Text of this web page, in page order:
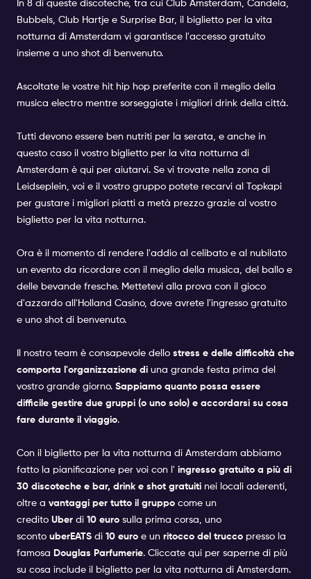
In 8 di queste discoteche, tra cui Club Amsterdam, Candela,
Bubbels, Club Hartje e Surprise Bar, il biglietto per la vita
notturna di Amsterdam vi garantisce l'accesso gratuito
insieme a uno shot di benvenuto.
Ascoltate le vostre hit hip hop preferite con il meglio della
musica electro mentre sorseggiate i migliori drink della città.
Tutti devono essere ben nutriti per la serata, e anche in
questo caso il vostro biglietto per la vita notturna di
Amsterdam è qui per aiutarvi. Se vi trovate nella zona di
Leidseplein, voi e il vostro gruppo potete recarvi al Topkapi
per gustare i migliori piatti a metà prezzo grazie al vostro
biglietto per la vita notturna.
Ora è il momento di rendere l'addio al celibato e al nubilato
un evento da ricordare con il meglio della musica, del ballo e
delle bevande fresche. Mettetevi alla prova con il gioco
d'azzardo all'Holland Casino, dove avrete l'ingresso gratuito
e uno shot di benvenuto.
Il nostro team è consapevole dello stress e delle difficoltà che
comporta l'organizzazione di una grande festa prima del
vostro grande giorno. Sappiamo quanto possa essere
difficile gestire due gruppi (o uno solo) e accordarsi su cosa
fare durante il viaggio.
Con il biglietto per la vita notturna di Amsterdam abbiamo
fatto la pianificazione per voi con l' ingresso gratuito a più di
30 discoteche e bar, drink e shot gratuiti nei locali aderenti,
oltre a vantaggi per tutto il gruppo come un
credito Uber di 10 euro sulla prima corsa, uno
sconto uberEATS di 10 euro e un ritocco del trucco presso la
famosa Douglas Parfumerie. Cliccate qui per saperne di più
su cosa include il biglietto per la vita notturna di Amsterdam.